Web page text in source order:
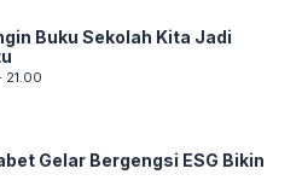
Buku Sekolah Kita Jadi
Gelar Bergengsi ESG Bikin